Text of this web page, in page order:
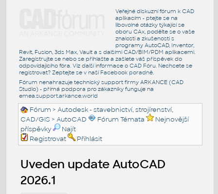
Veřejné diskuzní fórum k CAD
aplikacím - ptejte se na
libovolné otázky týkající se
oboru CAx, podělte se o vaše
znalosti a zkušenosti s
programy AutoCAD, Inventor,
Revit, Fusion, 3ds Max, Vault a s dalšími CAD/BIM/PDM aplikacemi.
Zaregistrujte se nebo se přihlašte a zašlete váš příspěvek do
odpovídajícího fóra. Viz další informace o CAD Fóru. Nechcete se
registrovat? Zeptejte se v naší Facebook poradně.
Fórum nenahrazuje technický support firmy ARKANCE (CAD
Studio) - přímá podpora pro zákazníky funguje na
emea.support.arkance.world
Fórum >Autodesk - stavebnictví, strojírenství,
CAD/GIS >AutoCAD Fórum Témata
Nejnovější
příspěvky
Najít
Registrovat
Přihlásit
Uveden update AutoCAD
2026.1